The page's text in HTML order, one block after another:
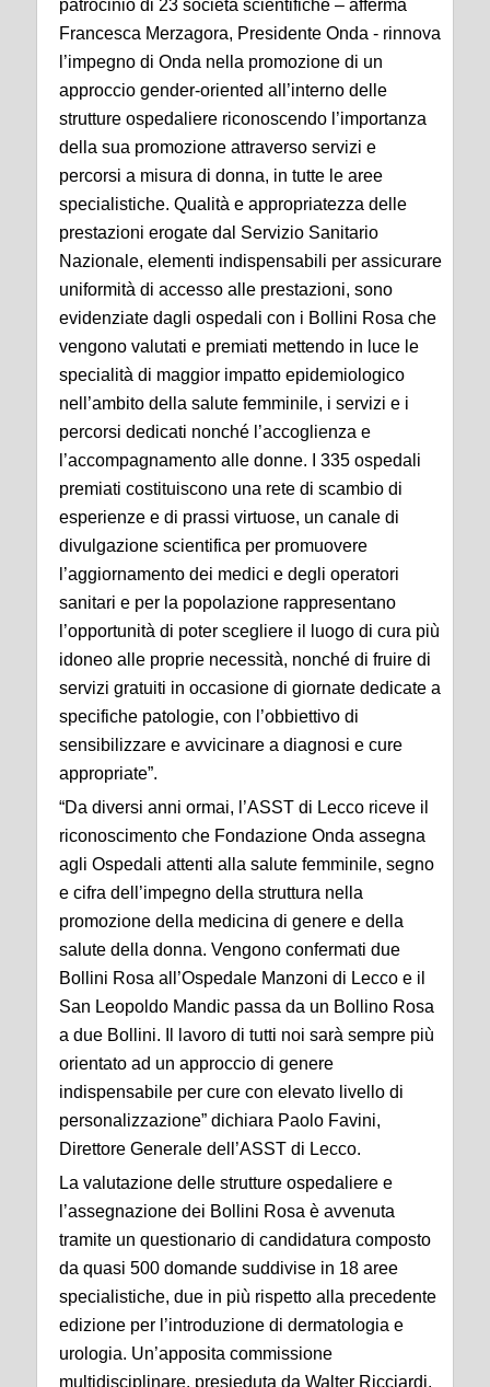
patrocinio di 23 società scientifiche – afferma
Francesca Merzagora, Presidente Onda - rinnova
l’impegno di Onda nella promozione di un
approccio gender-oriented all’interno delle
strutture ospedaliere riconoscendo l’importanza
della sua promozione attraverso servizi e
percorsi a misura di donna, in tutte le aree
specialistiche. Qualità e appropriatezza delle
prestazioni erogate dal Servizio Sanitario
Nazionale, elementi indispensabili per assicurare
uniformità di accesso alle prestazioni, sono
evidenziate dagli ospedali con i Bollini Rosa che
vengono valutati e premiati mettendo in luce le
specialità di maggior impatto epidemiologico
nell’ambito della salute femminile, i servizi e i
percorsi dedicati nonché l’accoglienza e
l’accompagnamento alle donne. I 335 ospedali
premiati costituiscono una rete di scambio di
esperienze e di prassi virtuose, un canale di
divulgazione scientifica per promuovere
l’aggiornamento dei medici e degli operatori
sanitari e per la popolazione rappresentano
l’opportunità di poter scegliere il luogo di cura più
idoneo alle proprie necessità, nonché di fruire di
servizi gratuiti in occasione di giornate dedicate a
specifiche patologie, con l’obbiettivo di
sensibilizzare e avvicinare a diagnosi e cure
appropriate”.
“Da diversi anni ormai, l’ASST di Lecco riceve il
riconoscimento che Fondazione Onda assegna
agli Ospedali attenti alla salute femminile, segno
e cifra dell’impegno della struttura nella
promozione della medicina di genere e della
salute della donna. Vengono confermati due
Bollini Rosa all’Ospedale Manzoni di Lecco e il
San Leopoldo Mandic passa da un Bollino Rosa
a due Bollini. Il lavoro di tutti noi sarà sempre più
orientato ad un approccio di genere
indispensabile per cure con elevato livello di
personalizzazione” dichiara Paolo Favini,
Direttore Generale dell’ASST di Lecco.
La valutazione delle strutture ospedaliere e
l’assegnazione dei Bollini Rosa è avvenuta
tramite un questionario di candidatura composto
da quasi 500 domande suddivise in 18 aree
specialistiche, due in più rispetto alla precedente
edizione per l’introduzione di dermatologia e
urologia. Un’apposita commissione
multidisciplinare, presieduta da Walter Ricciardi,